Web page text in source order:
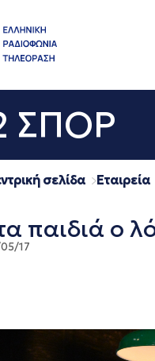
ΣΠΟΡ
σελίδα Εταιρεία
παιδιά ο
17